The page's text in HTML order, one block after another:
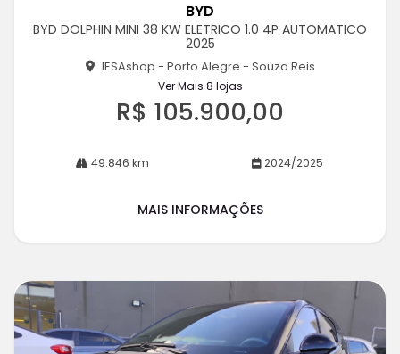
rtil
BYD
BYD DOLPHIN MINI 38 KW ELETRICO 1.0 4P AUTOMATICO
2025
IESAshop - Porto Alegre - Souza Reis
Ver Mais 8 lojas
R$ 105.900,00
49.846 km 2024/2025
MAIS INFORMAÇÕES